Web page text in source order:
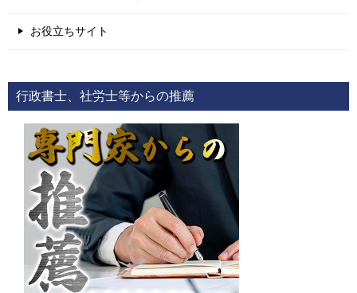
お役立ちサイト
行政書士、社労士等からの推薦